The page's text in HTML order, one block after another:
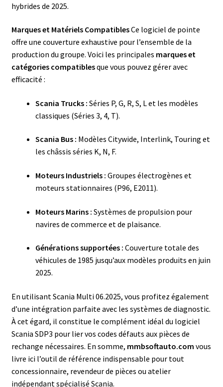
hybrides de 2025.
Marques et Matériels CompatiblesCe logiciel de pointe
offre une couverture exhaustive pour l’ensemble de la
production du groupe. Voici les principales marques et
catégories compatiblesque vous pouvez gérer avec
efficacité :
Scania Trucks : Séries P, G, R, S, L et les modèles
classiques (Séries 3, 4, T).
Scania Bus : Modèles Citywide, Interlink, Touring et
les châssis séries K, N, F.
Moteurs Industriels : Groupes électrogènes et
moteurs stationnaires (P96, E2011).
Moteurs Marins : Systèmes de propulsion pour
navires de commerce et de plaisance.
Générations supportées : Couverture totale des
véhicules de 1985 jusqu’aux modèles produits en juin
2025.
En utilisant Scania Multi 06.2025, vous profitez également
d’une intégration parfaite avec les systèmes de diagnostic.
À cet égard, il constitue le complément idéal du logiciel
Scania SDP3 pour lier vos codes défauts aux pièces de
rechange nécessaires. En somme, mmbsoftauto.com vous
livre ici l’outil de référence indispensable pour tout
concessionnaire, revendeur de pièces ou atelier
indépendant spécialisé Scania.